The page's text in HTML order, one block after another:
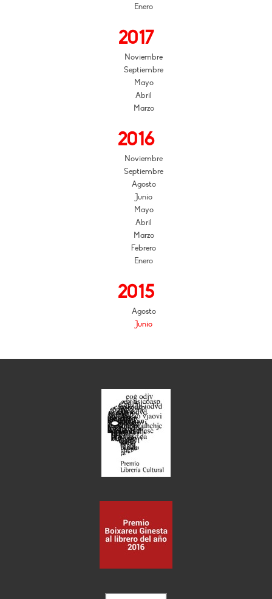
Enero
2017
Noviembre
Septiembre
Mayo
Abril
Marzo
2016
Noviembre
Septiembre
Agosto
Junio
Mayo
Abril
Marzo
Febrero
Enero
2015
Agosto
Junio